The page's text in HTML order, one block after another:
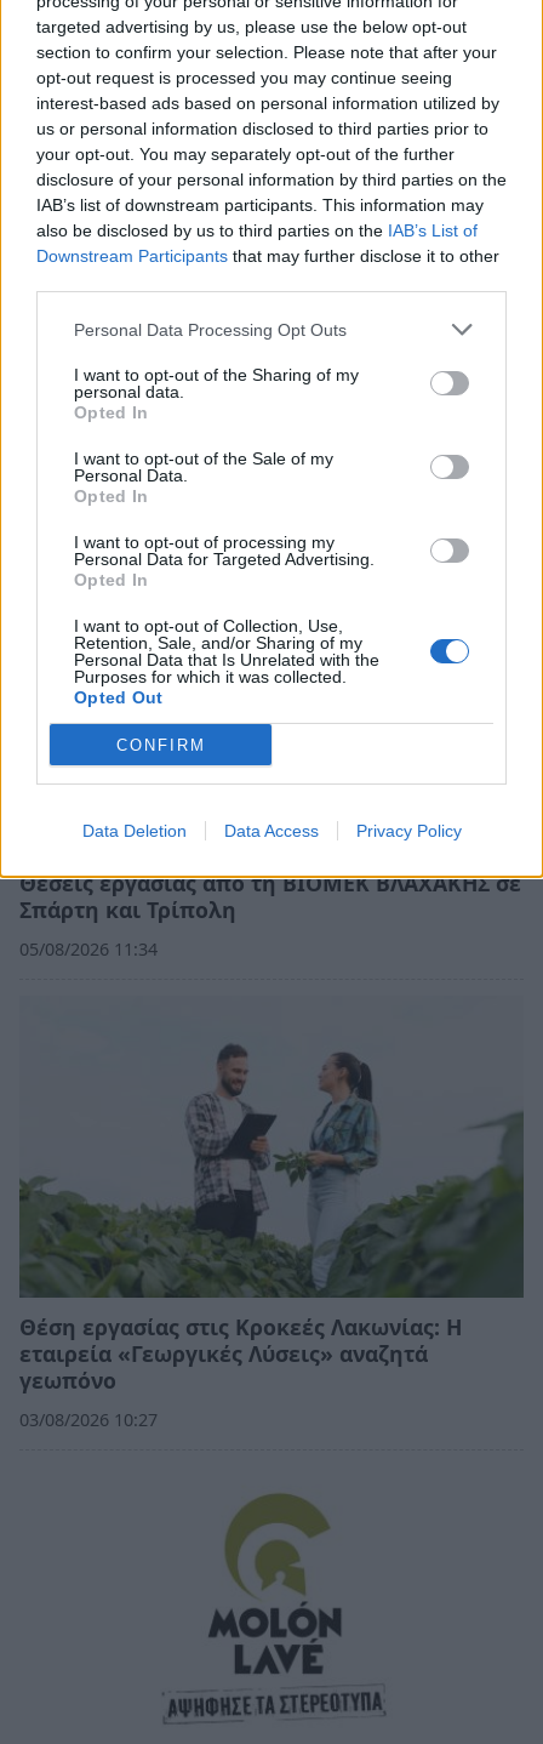
targeted advertising by us, please use the below opt-out
section to confirm your selection. Please note that after your
opt-out request is processed you may continue seeing
interest-based ads based on personal information utilized by
us or personal information disclosed to third parties prior to
your opt-out. You may separately opt-out of the further
disclosure of your personal information by third parties on the
IAB’s list of downstream participants. This information may
also be disclosed by us to third parties on the IAB’s List of
Downstream Participants that may further disclose it to other
Personal Data Processing Opt Outs
I want to opt-out of the Sharing of my
personal data.
Opted In
I want to opt-out of the Sale of my
Personal Data.
Opted In
I want to opt-out of processing my
Personal Data for Targeted Advertising.
Opted In
I want to opt-out of Collection, Use,
Retention, Sale, and/or Sharing of my
Personal Data that Is Unrelated with the
Purposes for which it was collected.
Opted Out
CONFIRM
Data Deletion Data Access Privacy Policy
(video)
08/08/2026 11:34
δικύκλου στη Σπάρτη
08/08/2026 10:18
Θέσεις εργασίας από τη ΒΙΟΜΕΚ ΒΛΑΧΑΚΗΣ σε
Σπάρτη και Τρίπολη
05/08/2026 11:34
Θέση εργασίας στις Κροκεές Λακωνίας: Η
εταιρεία «Γεωργικές Λύσεις» αναζητά
γεωπόνο
03/08/2026 10:27